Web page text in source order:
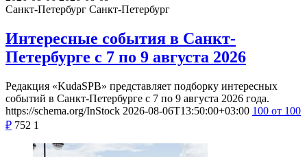
Санкт-Петербург Санкт-Петербург
Интересные события в Санкт-
Петербурге с 7 по 9 августа 2026
Редакция «KudaSPB» представляет подборку интересных
событий в Санкт-Петербурге с 7 по 9 августа 2026 года.
https://schema.org/InStock 2026-08-06T13:50:00+03:00 100 от 100
₽ 752 1